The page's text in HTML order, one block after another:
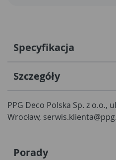
Specyfikacja
Szczegóły
PPG Deco Polska Sp. z o.o.,
Wrocław,
Porady